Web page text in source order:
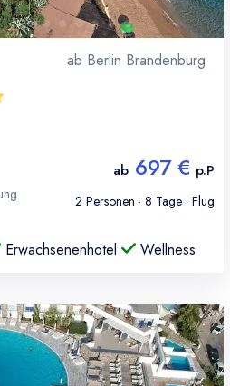
ab Berlin Brandenburg
ab 697 € p.P
2 Personen · 8 Tage · Flug
Erwachsenenhotel Wellness